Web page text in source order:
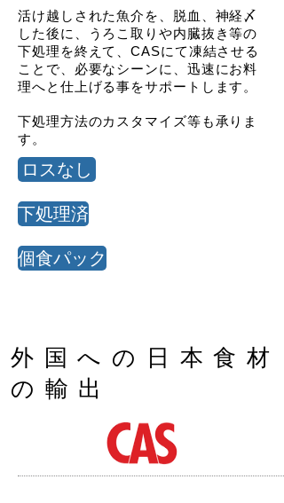
活け越しされた魚介を、脱血、神経〆
した後に、うろこ取りや内臓抜き等の
下処理を終えて、CASにて凍結させる
ことで、必要なシーンに、迅速にお料
理へと仕上げる事をサポートします。
下処理方法のカスタマイズ等も承りま
す。
ロスなし
下処理済
個食パック
​外国への日本食材
の輸出